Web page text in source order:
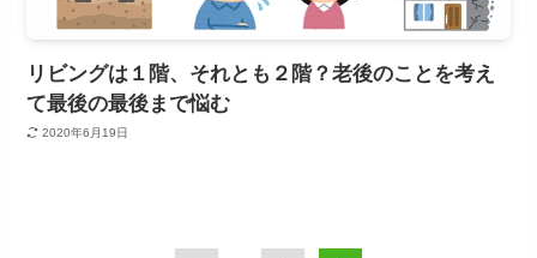
リビングは１階、それとも２階？老後のことを考え
て最後の最後まで悩む
2020年6月19日